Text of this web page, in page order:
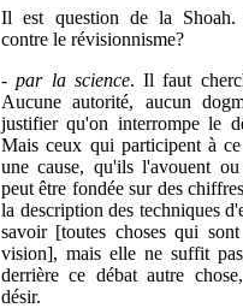
Il est question de la Shoah.
contre le révisionnisme?
-par la science. Il faut
Aucune autorité, aucun
justifier qu'on interrompe le
Mais ceux qui participent à
une cause, qu'ils l'avouent
peut être fondée sur des
la description des techniques
savoir [toutes choses qui
vision], mais elle ne suffit
derrière ce débat autre
désir.